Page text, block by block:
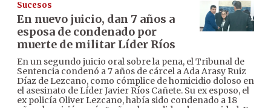
Sucesos
En nuevo juicio, dan 7 años a
esposa de condenado por
muerte de militar Líder Ríos
En un segundo juicio oral sobre la pena, el Tribunal de
Sentencia condenó a 7 años de cárcel a Ada Arasy Ruiz
Díaz de Lezcano, como cómplice de homicidio doloso en
el asesinato de Líder Javier Ríos Cañete. Su ex esposo, el
ex policía Oliver Lezcano, había sido condenado a 18